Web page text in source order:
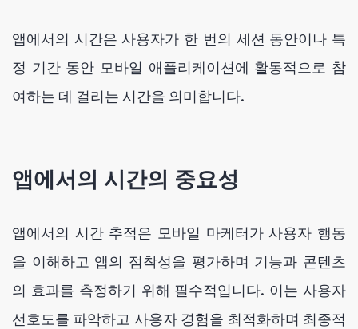
앱에서의 시간은 사용자가 한 번의 세션 동안이나 특
정 기간 동안 모바일 애플리케이션에 활동적으로 참
여하는 데 걸리는 시간을 의미합니다.
앱에서의 시간의 중요성
앱에서의 시간 추적은 모바일 마케터가 사용자 행동
을 이해하고 앱의 점착성을 평가하며 기능과 콘텐츠
의 효과를 측정하기 위해 필수적입니다. 이는 사용자
선호도를 파악하고 사용자 경험을 최적화하며 최종적